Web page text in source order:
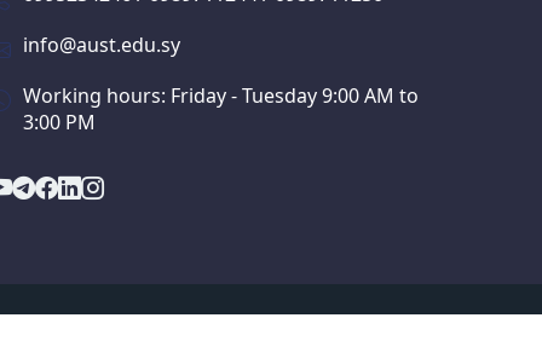
info@aust.edu.sy
Working hours: Friday - Tuesday 9:00 AM to
3:00 PM